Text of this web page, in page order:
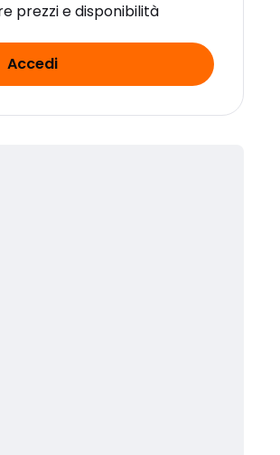
prezzi e disponibilità
Accedi